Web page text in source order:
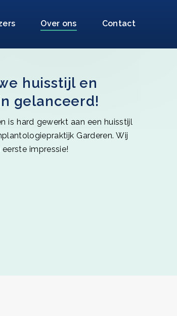
Over ons Contact
huisstijl en
gelanceerd!
is hard gewerkt aan een huisstijl
Garderen. Wij
impressie!